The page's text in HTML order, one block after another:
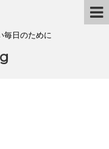
日のために